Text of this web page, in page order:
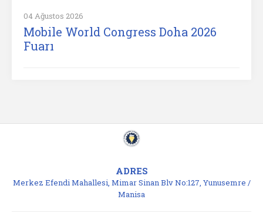
04 Ağustos 2026
Mobile World Congress Doha 2026
Fuarı
ADRES
Merkez Efendi Mahallesi, Mimar Sinan Blv No:127, Yunusemre /
Manisa